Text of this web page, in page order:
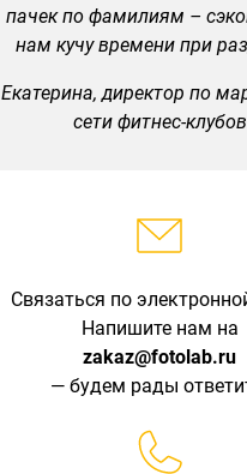
пачек по фамилиям –
нам кучу времени при
Екатерина, директор по
сети фитнес-клубов
Связаться по
Напишите нам на
zakaz@fotolab.ru
— будем рады